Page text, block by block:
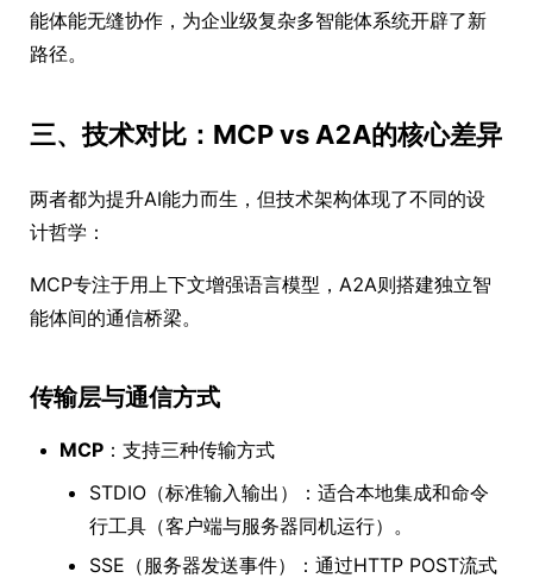
能体能无缝协作，为企业级复杂多智能体系统开辟了新
路径。
三、技术对比：MCP vs A2A的核心差异
两者都为提升AI能力而生，但技术架构体现了不同的设
计哲学：
MCP专注于用上下文增强语言模型，A2A则搭建独立智
能体间的通信桥梁。
传输层与通信方式
MCP ：支持三种传输方式
STDIO（标准输入输出）：适合本地集成和命令
行工具（客户端与服务器同机运行）。
SSE（服务器发送事件）：通过HTTP POST流式